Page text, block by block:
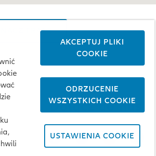
TRASĘ
Dołącz do nas
AKCEPTUJ PLIKI
COOKIE
ODRZUCENIE
WSZYSTKICH COOKIE
USTAWIENIA COOKIE